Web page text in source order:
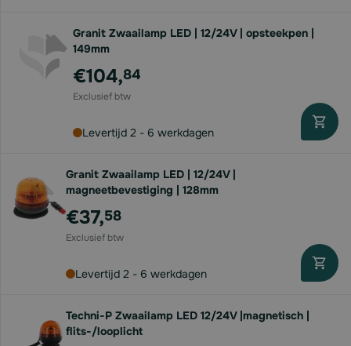
Granit Zwaailamp LED | 12/24V | opsteekpen |
149mm
€104,84
Levertijd 2 - 6 werkdagen
Granit Zwaailamp LED | 12/24V |
magneetbevestiging | 128mm
€37,58
Levertijd 2 - 6 werkdagen
Techni-P Zwaailamp LED 12/24V |magnetisch |
flits-/looplicht